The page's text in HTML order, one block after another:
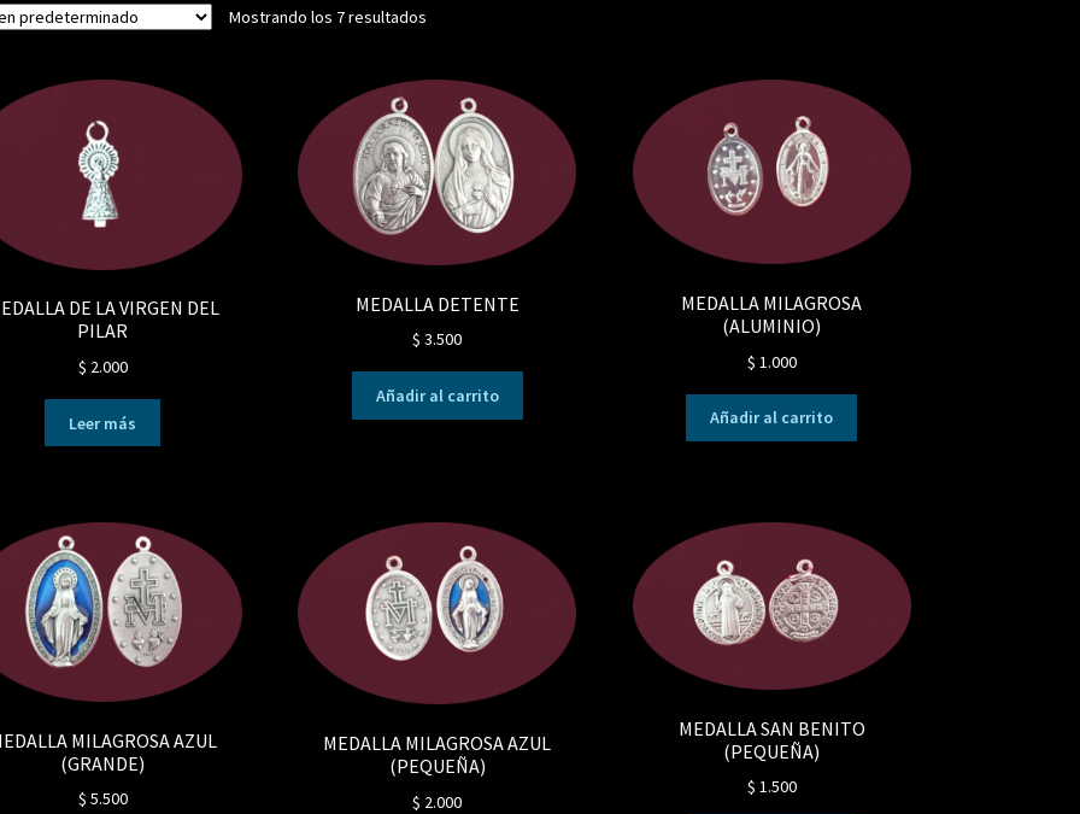
Mostrando los 7 resultados
DE LA VIRGEN DEL
PILAR
$ 2.000
Leer más
MEDALLA DETENTE
$ 3.500
Añadir al carrito
MEDALLA MILAGROSA
(ALUMINIO)
$ 1.000
Añadir al carrito
MILAGROSA AZUL
(GRANDE)
$ 5.500
MEDALLA MILAGROSA AZUL
(PEQUEÑA)
$ 2.000
MEDALLA SAN BENITO
(PEQUEÑA)
$ 1.500